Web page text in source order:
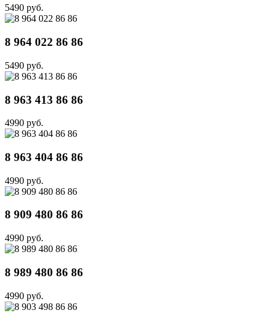
5490 руб.
8 964 022 86 86
5490 руб.
8 963 413 86 86
4990 руб.
8 963 404 86 86
4990 руб.
8 909 480 86 86
4990 руб.
8 989 480 86 86
4990 руб.